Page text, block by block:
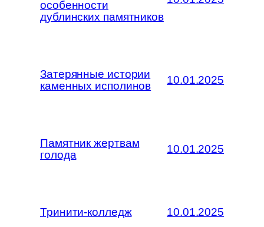
особенности
дублинских памятников
Затерянные истории
каменных исполинов
10.01.2025
Памятник жертвам
голода
10.01.2025
Тринити-колледж 10.01.2025